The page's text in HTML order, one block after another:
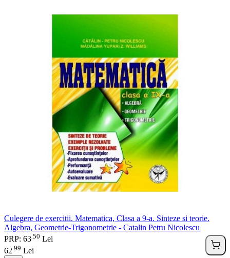
Culegere de exercitii. Matematica, Clasa a 9-a. Sinteze si teorie.
Algebra, Geometrie-Trigonometrie - Catalin Petru Nicolescu
PRP: 63 50 Lei
62 99 Lei